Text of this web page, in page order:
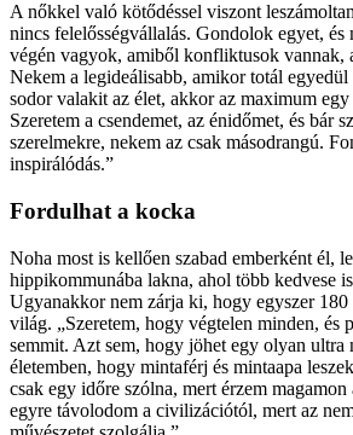
A nőkkel való kötődéssel viszont
nincs felelősségvállalás. Gondolok egyet, és
végén vagyok, amiből konfliktusok vannak,
Nekem a legideálisabb, amikor totál
sodor valakit az élet, akkor az maximum
Szeretem a csendemet, az énidőmet, és bár
szerelmekre, nekem az csak másodrangú.
inspirálódás.”
Fordulhat a kocka
Noha most is kellően szabad emberként él,
hippikommunába lakna, ahol több kedvese
Ugyanakkor nem zárja ki, hogy egyszer
világ. „Szeretem, hogy végtelen minden, és
semmit. Azt sem, hogy jöhet egy olyan ultra
életemben, hogy mintaférj és mintaapa
csak egy időre szólna, mert érzem
egyre távolodom a civilizációtól, mert az